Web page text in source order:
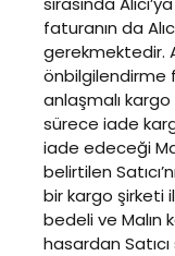
faturanın da
gerekmektedir.
önbilgilendirme
anlaşmalı kargo
sürece iade
iade edeceği
belirtilen
bir kargo şirketi
bedeli ve Malın
hasardan